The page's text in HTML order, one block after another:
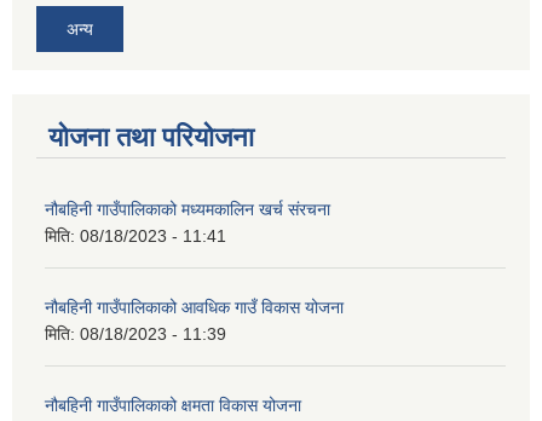
अन्य
योजना तथा परियोजना
नौबहिनी गाउँपालिकाको मध्यमकालिन खर्च संरचना
मिति: 08/18/2023 - 11:41
नौबहिनी गाउँपालिकाको आवधिक गाउँ विकास योजना
मिति: 08/18/2023 - 11:39
नौबहिनी गाउँपालिकाको क्षमता विकास योजना